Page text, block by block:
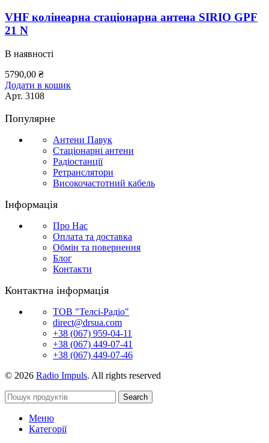
VHF колінеарна стаціонарна антена SIRIO GPF
21 N
В наявності
5790,00 ₴
Додати в кошик
Арт. 3108
Популярне
Антени Павук
Стаціонарні антени
Радіостанції
Ретранслятори
Високочастотний кабель
Інформація
Про Нас
Оплата та доставка
Обмін та повернення
Блог
Контакти
Контактна інформація
ТОВ "Телсі-Радіо"
direct@drsua.com
+38 (067) 959-04-11
+38 (067) 449-07-41
+38 (067) 449-07-46
© 2026 Radio Impuls. All rights reserved
Search
Меню
Категорії